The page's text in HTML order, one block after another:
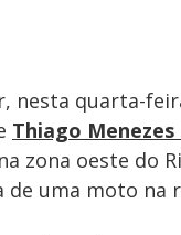
nesta quarta-
Thiago Menezes
zona oeste do
de uma moto